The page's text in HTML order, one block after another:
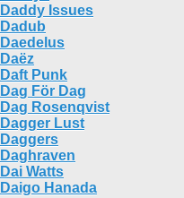
Daddy Issues
Dadub
Daedelus
Daëz
Daft Punk
Dag För Dag
Dag Rosenqvist
Dagger Lust
Daggers
Daghraven
Dai Watts
Daigo Hanada